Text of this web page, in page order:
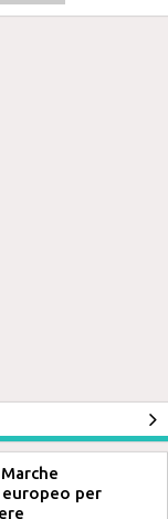
per